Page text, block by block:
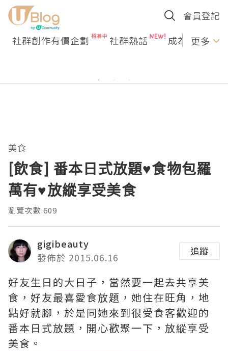
會員登記
社群創作有價企劃 社群熱話 成為U更多
美食
[飲食] 番本日式放題♥食物包羅
萬有♥放縱享受美食
瀏覽次數:609
gigibeauty
發佈於 2015.06.16
追蹤
好友生日的大日子，當然要一起去共享美
食，好友最喜愛食放題，她住在旺角，地
點好就腳，於是同她來到很受食客歡迎的
番本日式放題，開心歡聚一下，放縱享受
美食。